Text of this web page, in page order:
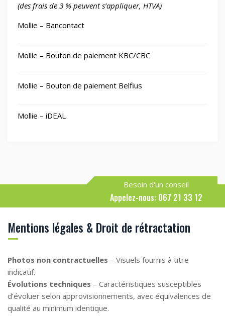
(des frais de 3 % peuvent s’appliquer, HTVA)
Mollie – Bancontact
Mollie – Bouton de paiement KBC/CBC
Mollie – Bouton de paiement Belfius
Mollie – iDEAL
Besoin d'un conseil
Appelez-nous: 067 21 33 12
Mentions légales & Droit de rétractation
Photos non contractuelles – Visuels fournis à titre
indicatif.
Évolutions techniques – Caractéristiques susceptibles
d’évoluer selon approvisionnements, avec équivalences de
qualité au minimum identique.